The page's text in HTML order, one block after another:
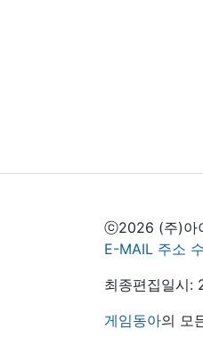
ⓒ2026 (주)아
E-MAIL 주소
최종편집일시
게임동아의 모